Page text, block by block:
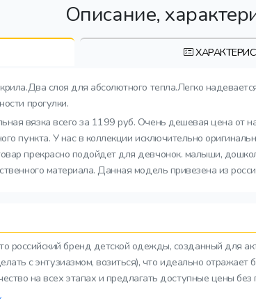
Описание,
слоя для абсолютного тепла.Легко
прогулки.
вязка всего за 1199 руб. Очень дешевая цена
пункта. У нас в коллекции исключительно
прекрасно подойдет для девчонок. малыши,
материала. Данная модель привезена из
российский бренд детской одежды, созданный для
с энтузиазмом, возиться), что идеально
на всех этапах и предлагать доступные цены